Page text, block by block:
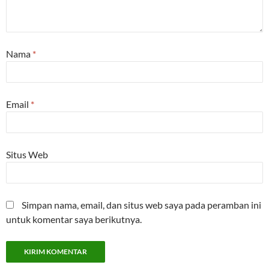
Nama *
Email *
Situs Web
Simpan nama, email, dan situs web saya pada peramban ini
untuk komentar saya berikutnya.